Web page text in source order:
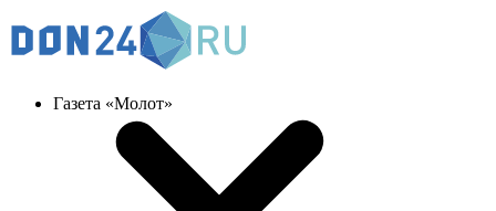
Газета «Молот»